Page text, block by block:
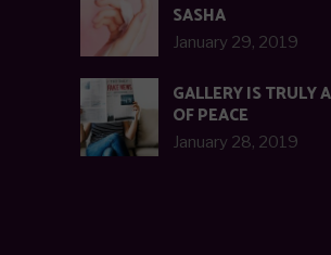
SASHA
January 29, 2019
GALLERY IS TRULY
OF PEACE
January 28, 2019